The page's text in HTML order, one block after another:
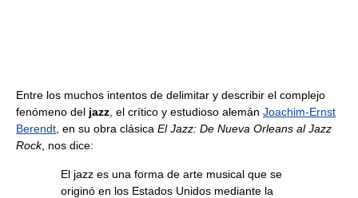
Entre los muchos intentos de delimitar y describir el complejo
fenómeno del jazz , el crítico y estudioso alemán Joachim-Ernst
Berendt , en su obra clásica El Jazz: De Nueva Orleans al Jazz
Rock, nos dice:
El jazz es una forma de arte musical que se
originó en los Estados Unidos mediante la